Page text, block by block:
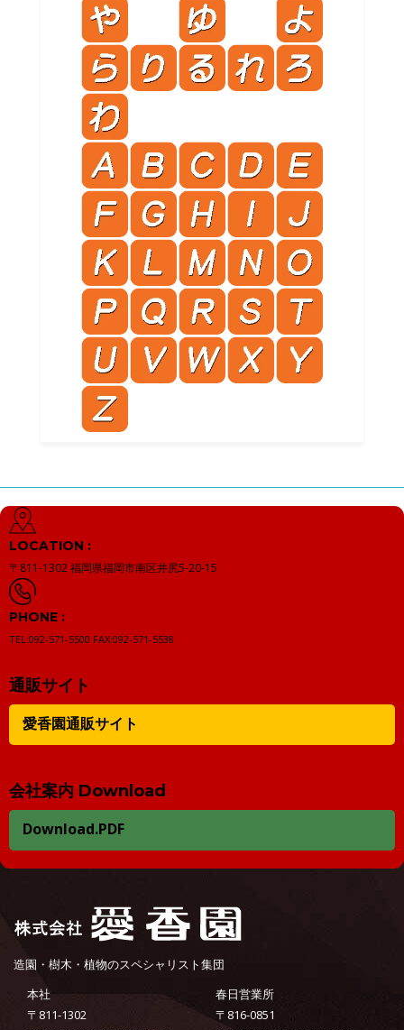
LOCATION :
〒811-1302福岡県福岡市南区井尻5-20-15
PHONE :
TEL:092-571-5500 FAX:092-571-5538
通販サイト
愛香園通販サイト
会社案内 Download
Download.PDF
造園・樹木・植物のスペシャリスト集団
本社
〒811-1302
春日営業所
〒816-0851